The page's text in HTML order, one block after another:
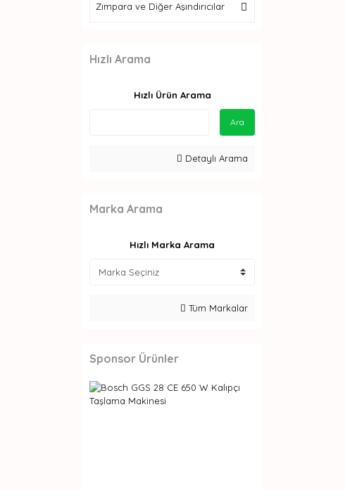
Zımpara ve Diğer Aşındırıcılar
Hızlı Arama
Hızlı Ürün Arama
Ara
Detaylı Arama
Marka Arama
Hızlı Marka Arama
Tüm Markalar
Sponsor Ürünler